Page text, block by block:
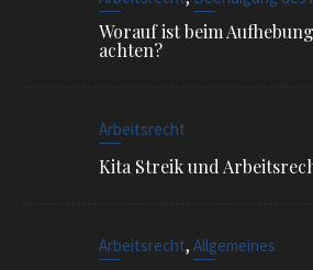
Worauf ist beim
achten?
Arbeitsrecht
Kita Streik und
Arbeitsrecht, Allgemeines